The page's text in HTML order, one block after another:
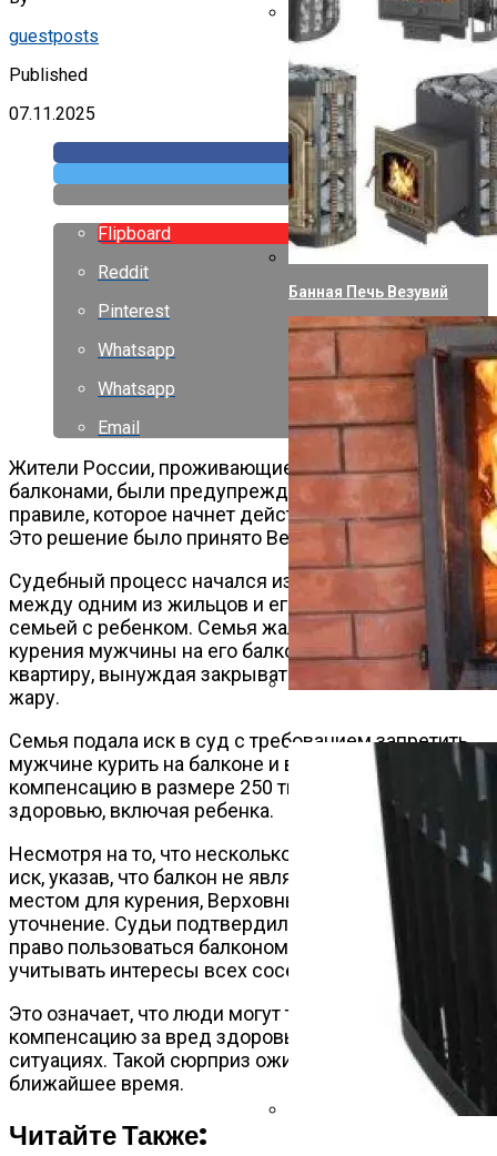
Зря Что Ли
Банная Печь Везувий
guestposts
Published
07.11.2025
Flipboard
Reddit
Pinterest
Whatsapp
Whatsapp
Email
Жители России, проживающие в квартирах с
балконами, были предупреждены о новом
правиле, которое начнет действовать с 20 апреля.
Это решение было принято Верховным судом.
Судебный процесс начался из-за конфликта
между одним из жильцов и его соседями сверху,
семьей с ребенком. Семья жаловалась, что дым от
курения мужчины на его балконе проникает в их
квартиру, вынуждая закрывать окна, особенно в
жару.
Семья подала иск в суд с требованием запретить
мужчине курить на балконе и выплатить им
компенсацию в размере 250 тысяч рублей за вред
здоровью, включая ребенка.
Несмотря на то, что несколько судов отклонили
иск, указав, что балкон не является запрещенным
местом для курения, Верховный суд внес важное
уточнение. Судьи подтвердили, что жильцы имеют
право пользоваться балконом, но при этом должны
учитывать интересы всех соседей.
Это означает, что люди могут требовать
компенсацию за вред здоровью в подобных
ситуациях. Такой сюрприз ожидает всех россиян в
ближайшее время.
Читайте Также: